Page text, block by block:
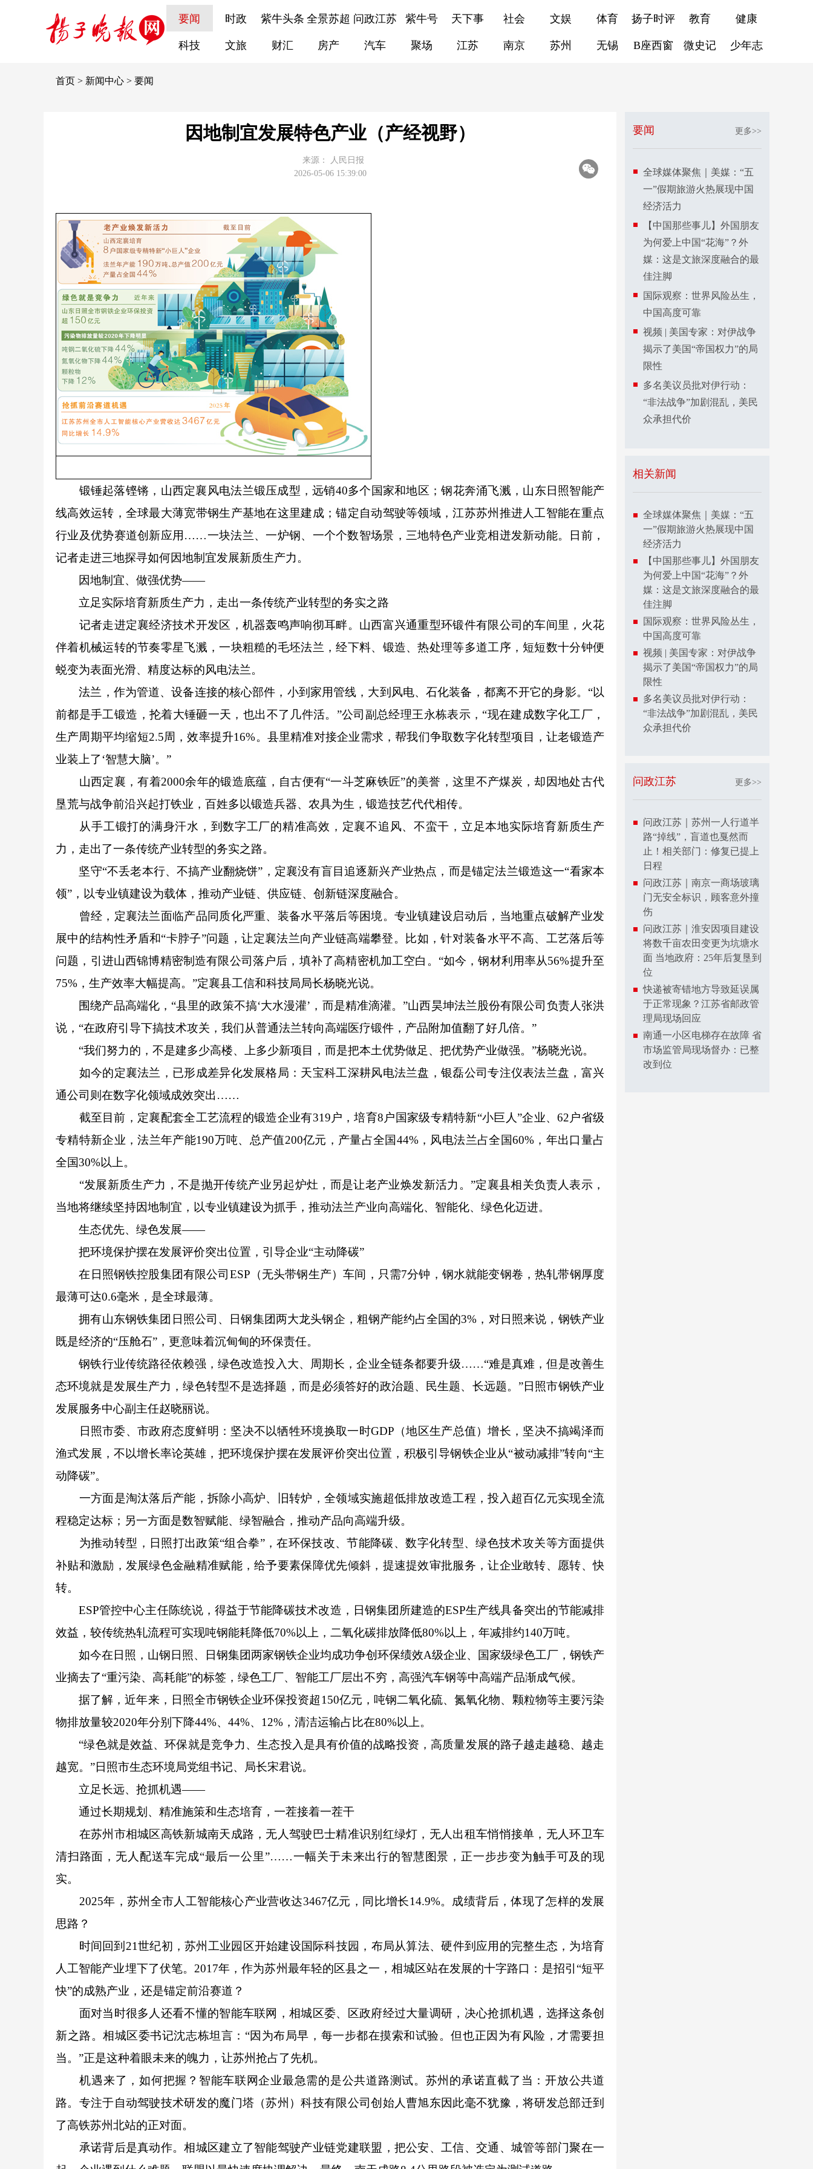
要闻 时政 紫牛头条 全景苏超 问政江苏 紫牛号 天下事 社会 文娱 体育 扬子时评 教育 健康
科技 文旅 财汇 房产 汽车 聚场 江苏 南京 苏州 无锡 B座西窗 微史记 少年志
首页 > 新闻中心 > 要闻
因地制宜发展特色产业（产经视野）
来源：
人民日报
2026-05-06 15:39:00
锻锤起落铿锵，山西定襄风电法兰锻压成型，远销40多个国家和地区；钢花奔涌飞溅，山东日照智能产
线高效运转，全球最大薄宽带钢生产基地在这里建成；锚定自动驾驶等领域，江苏苏州推进人工智能在重点
行业及优势赛道创新应用……一块法兰、一炉钢、一个个数智场景，三地特色产业竞相迸发新动能。日前，
记者走进三地探寻如何因地制宜发展新质生产力。
因地制宜、做强优势——
立足实际培育新质生产力，走出一条传统产业转型的务实之路
记者走进定襄经济技术开发区，机器轰鸣声响彻耳畔。山西富兴通重型环锻件有限公司的车间里，火花
伴着机械运转的节奏零星飞溅，一块粗糙的毛坯法兰，经下料、锻造、热处理等多道工序，短短数十分钟便
蜕变为表面光滑、精度达标的风电法兰。
法兰，作为管道、设备连接的核心部件，小到家用管线，大到风电、石化装备，都离不开它的身影。“以
前都是手工锻造，抡着大锤砸一天，也出不了几件活。”公司副总经理王永栋表示，“现在建成数字化工厂，
生产周期平均缩短2.5周，效率提升16%。县里精准对接企业需求，帮我们争取数字化转型项目，让老锻造产
业装上了‘智慧大脑’。”
山西定襄，有着2000余年的锻造底蕴，自古便有“一斗芝麻铁匠”的美誉，这里不产煤炭，却因地处古代
垦荒与战争前沿兴起打铁业，百姓多以锻造兵器、农具为生，锻造技艺代代相传。
从手工锻打的满身汗水，到数字工厂的精准高效，定襄不追风、不蛮干，立足本地实际培育新质生产
力，走出了一条传统产业转型的务实之路。
坚守“不丢老本行、不搞产业翻烧饼”，定襄没有盲目追逐新兴产业热点，而是锚定法兰锻造这一“看家本
领”，以专业镇建设为载体，推动产业链、供应链、创新链深度融合。
曾经，定襄法兰面临产品同质化严重、装备水平落后等困境。专业镇建设启动后，当地重点破解产业发
展中的结构性矛盾和“卡脖子”问题，让定襄法兰向产业链高端攀登。比如，针对装备水平不高、工艺落后等
问题，引进山西锦博精密制造有限公司落户后，填补了高精密机加工空白。“如今，钢材利用率从56%提升至
75%，生产效率大幅提高。”定襄县工信和科技局局长杨晓光说。
围绕产品高端化，“县里的政策不搞‘大水漫灌’，而是精准滴灌。”山西昊坤法兰股份有限公司负责人张洪
说，“在政府引导下搞技术攻关，我们从普通法兰转向高端医疗锻件，产品附加值翻了好几倍。”
“我们努力的，不是建多少高楼、上多少新项目，而是把本土优势做足、把优势产业做强。”杨晓光说。
如今的定襄法兰，已形成差异化发展格局：天宝科工深耕风电法兰盘，银磊公司专注仪表法兰盘，富兴
通公司则在数字化领域成效突出……
截至目前，定襄配套全工艺流程的锻造企业有319户，培育8户国家级专精特新“小巨人”企业、62户省级
专精特新企业，法兰年产能190万吨、总产值200亿元，产量占全国44%，风电法兰占全国60%，年出口量占
全国30%以上。
“发展新质生产力，不是抛开传统产业另起炉灶，而是让老产业焕发新活力。”定襄县相关负责人表示，
当地将继续坚持因地制宜，以专业镇建设为抓手，推动法兰产业向高端化、智能化、绿色化迈进。
生态优先、绿色发展——
把环境保护摆在发展评价突出位置，引导企业“主动降碳”
在日照钢铁控股集团有限公司ESP（无头带钢生产）车间，只需7分钟，钢水就能变钢卷，热轧带钢厚度
最薄可达0.6毫米，是全球最薄。
拥有山东钢铁集团日照公司、日钢集团两大龙头钢企，粗钢产能约占全国的3%，对日照来说，钢铁产业
既是经济的“压舱石”，更意味着沉甸甸的环保责任。
钢铁行业传统路径依赖强，绿色改造投入大、周期长，企业全链条都要升级……“难是真难，但是改善生
态环境就是发展生产力，绿色转型不是选择题，而是必须答好的政治题、民生题、长远题。”日照市钢铁产业
发展服务中心副主任赵晓丽说。
日照市委、市政府态度鲜明：坚决不以牺牲环境换取一时GDP（地区生产总值）增长，坚决不搞竭泽而
渔式发展，不以增长率论英雄，把环境保护摆在发展评价突出位置，积极引导钢铁企业从“被动减排”转向“主
动降碳”。
一方面是淘汰落后产能，拆除小高炉、旧转炉，全领域实施超低排放改造工程，投入超百亿元实现全流
程稳定达标；另一方面是数智赋能、绿智融合，推动产品向高端升级。
为推动转型，日照打出政策“组合拳”，在环保技改、节能降碳、数字化转型、绿色技术攻关等方面提供
补贴和激励，发展绿色金融精准赋能，给予要素保障优先倾斜，提速提效审批服务，让企业敢转、愿转、快
转。
ESP管控中心主任陈统说，得益于节能降碳技术改造，日钢集团所建造的ESP生产线具备突出的节能减排
效益，较传统热轧流程可实现吨钢能耗降低70%以上，二氧化碳排放降低80%以上，年减排约140万吨。
如今在日照，山钢日照、日钢集团两家钢铁企业均成功争创环保绩效A级企业、国家级绿色工厂，钢铁产
业摘去了“重污染、高耗能”的标签，绿色工厂、智能工厂层出不穷，高强汽车钢等中高端产品渐成气候。
据了解，近年来，日照全市钢铁企业环保投资超150亿元，吨钢二氧化硫、氮氧化物、颗粒物等主要污染
物排放量较2020年分别下降44%、44%、12%，清洁运输占比在80%以上。
“绿色就是效益、环保就是竞争力、生态投入是具有价值的战略投资，高质量发展的路子越走越稳、越走
越宽。”日照市生态环境局党组书记、局长宋君说。
立足长远、抢抓机遇——
通过长期规划、精准施策和生态培育，一茬接着一茬干
在苏州市相城区高铁新城南天成路，无人驾驶巴士精准识别红绿灯，无人出租车悄悄接单，无人环卫车
清扫路面，无人配送车完成“最后一公里”……一幅关于未来出行的智慧图景，正一步步变为触手可及的现
实。
2025年，苏州全市人工智能核心产业营收达3467亿元，同比增长14.9%。成绩背后，体现了怎样的发展
思路？
时间回到21世纪初，苏州工业园区开始建设国际科技园，布局从算法、硬件到应用的完整生态，为培育
人工智能产业埋下了伏笔。2017年，作为苏州最年轻的区县之一，相城区站在发展的十字路口：是招引“短平
快”的成熟产业，还是锚定前沿赛道？
面对当时很多人还看不懂的智能车联网，相城区委、区政府经过大量调研，决心抢抓机遇，选择这条创
新之路。相城区委书记沈志栋坦言：“因为布局早，每一步都在摸索和试验。但也正因为有风险，才需要担
当。”正是这种着眼未来的魄力，让苏州抢占了先机。
机遇来了，如何把握？智能车联网企业最急需的是公共道路测试。苏州的承诺直截了当：开放公共道
路。专注于自动驾驶技术研发的魔门塔（苏州）科技有限公司创始人曹旭东因此毫不犹豫，将研发总部迁到
了高铁苏州北站的正对面。
承诺背后是真动作。相城区建立了智能驾驶产业链党建联盟，把公安、工信、交通、城管等部门聚在一
要闻 更多>>
全球媒体聚焦｜美媒：“五
一”假期旅游火热展现中国
经济活力
【中国那些事儿】外国朋友
为何爱上中国“花海”？外
媒：这是文旅深度融合的最
佳注脚
国际观察：世界风险丛生，
中国高度可靠
视频 | 美国专家：对伊战争
揭示了美国“帝国权力”的局
限性
多名美议员批对伊行动：
“非法战争”加剧混乱，美民
众承担代价
相关新闻
全球媒体聚焦｜美媒：“五
一”假期旅游火热展现中国
经济活力
【中国那些事儿】外国朋友
为何爱上中国“花海”？外
媒：这是文旅深度融合的最
佳注脚
国际观察：世界风险丛生，
中国高度可靠
视频 | 美国专家：对伊战争
揭示了美国“帝国权力”的局
限性
多名美议员批对伊行动：
“非法战争”加剧混乱，美民
众承担代价
问政江苏 更多>>
问政江苏｜苏州一人行道半
路“掉线”，盲道也戛然而
止！相关部门：修复已提上
日程
问政江苏｜南京一商场玻璃
门无安全标识，顾客意外撞
伤
问政江苏｜淮安因项目建设
将数千亩农田变更为坑塘水
面 当地政府：25年后复垦到
位
快递被寄错地方导致延误属
于正常现象？江苏省邮政管
理局现场回应
南通一小区电梯存在故障 省
市场监管局现场督办：已整
改到位